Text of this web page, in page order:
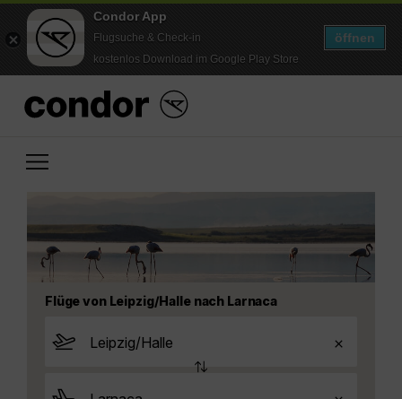
Condor App
Flugsuche & Check-in
kostenlos Download im Google Play Store
öffnen
Flüge von Leipzig/Halle nach Larnaca